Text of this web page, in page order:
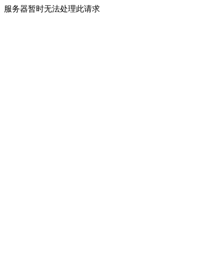
服务器暂时无法处理此请求